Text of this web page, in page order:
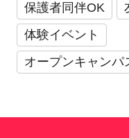
保護者同伴OK
体験イベント
オープンキャンパ